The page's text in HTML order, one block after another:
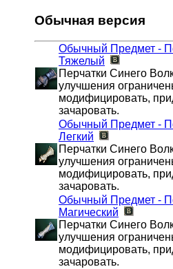
Обычная версия
Обычный Предмет -
Тяжелый
Перчатки Синего
улучшения
модифицировать,
зачаровать.
Обычный Предмет -
Легкий
Перчатки Синего
улучшения
модифицировать,
зачаровать.
Обычный Предмет -
Магический
Перчатки Синего
улучшения
модифицировать,
зачаровать.